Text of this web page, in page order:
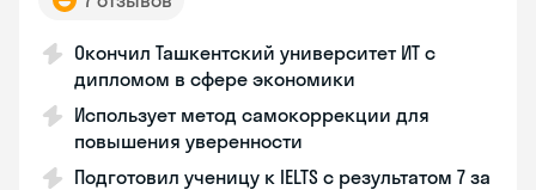
Окончил Ташкентский университет ИТ с
дипломом в сфере экономики
Использует метод самокоррекции для
повышения уверенности
Подготовил ученицу к IELTS с результатом 7 за